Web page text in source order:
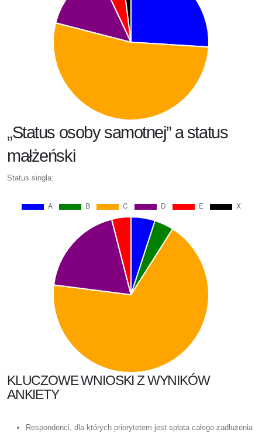
„Status osoby samotnej” a status
małżeński
Status singla:
KLUCZOWE WNIOSKI Z WYNIKÓW
ANKIETY
Respondenci, dla których priorytetem jest spłata całego zadłużenia